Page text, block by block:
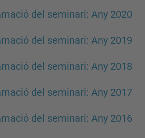
del seminari: Any 2020
del seminari: Any 2019
del seminari: Any 2018
del seminari: Any 2017
del seminari: Any 2016